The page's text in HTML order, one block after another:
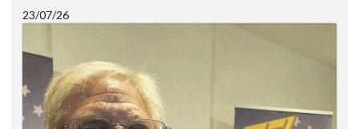
23/07/26